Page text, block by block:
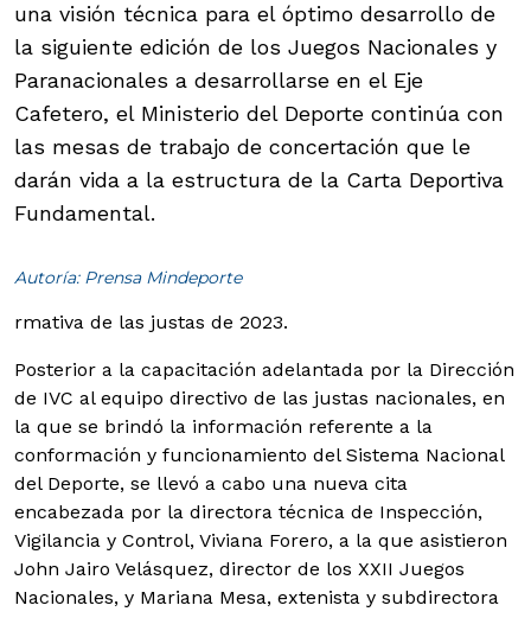
una visión técnica para el óptimo desarrollo de
la siguiente edición de los Juegos Nacionales y
Paranacionales a desarrollarse en el Eje
Cafetero, el Ministerio del Deporte continúa con
las mesas de trabajo de concertación que le
darán vida a la estructura de la Carta Deportiva
Fundamental.
Autoría: Prensa Mindeporte
rmativa de las justas de 2023.
Posterior a la capacitación adelantada por la Dirección
de IVC al equipo directivo de las justas nacionales, en
la que se brindó la información referente a la
conformación y funcionamiento del Sistema Nacional
del Deporte, se llevó a cabo una nueva cita
encabezada por la directora técnica de Inspección,
Vigilancia y Control, Viviana Forero, a la que asistieron
John Jairo Velásquez, director de los XXII Juegos
Nacionales, y Mariana Mesa, extenista y subdirectora